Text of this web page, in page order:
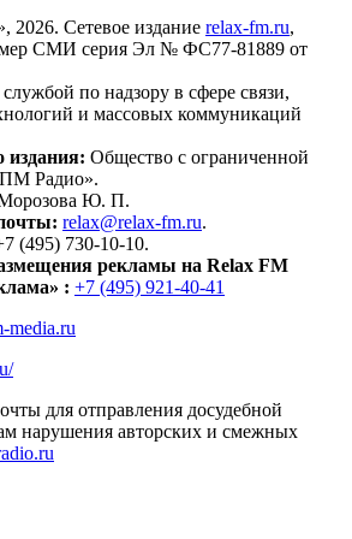
Сетевое издание relax-fm.ru,
СМИ серия Эл № ФС77-81889 от
по надзору в сфере связи,
и массовых коммуникаций
издания: Общество с ограниченной
Радио».
Ю. П.
relax@relax-fm.ru.
(495) 730-10-10.
рекламы на Relax FM
: +7 (495) 921-40-41
media.ru
для отправления досудебной
нарушения авторских и смежных